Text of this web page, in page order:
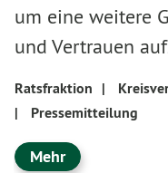
um eine weitere
und Vertrauen
Ratsfraktion |
|
Pressemitteilung
Mehr